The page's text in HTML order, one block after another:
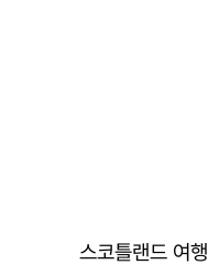
스코틀랜드 여